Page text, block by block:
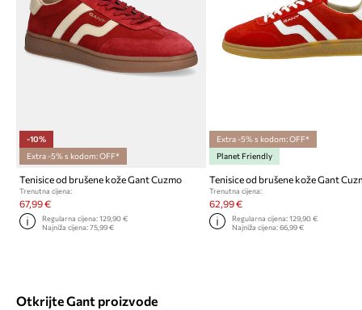
-10%
Extra -5% s kodom: OFF*
Tenisice od brušene kože Gant Cuzmo
Trenutna cijena:
67,99 €
Regularna cijena:129,90 €
Najniža cijena:75,99 €
Extra -5% s kodom: OFF*
Planet Friendly
Tenisice od brušene kože Gant
Trenutna cijena:
62,99 €
Regularna cijena: 129,90 €
Najniža cijena: 66,99 €
Otkrijte Gant proizvode